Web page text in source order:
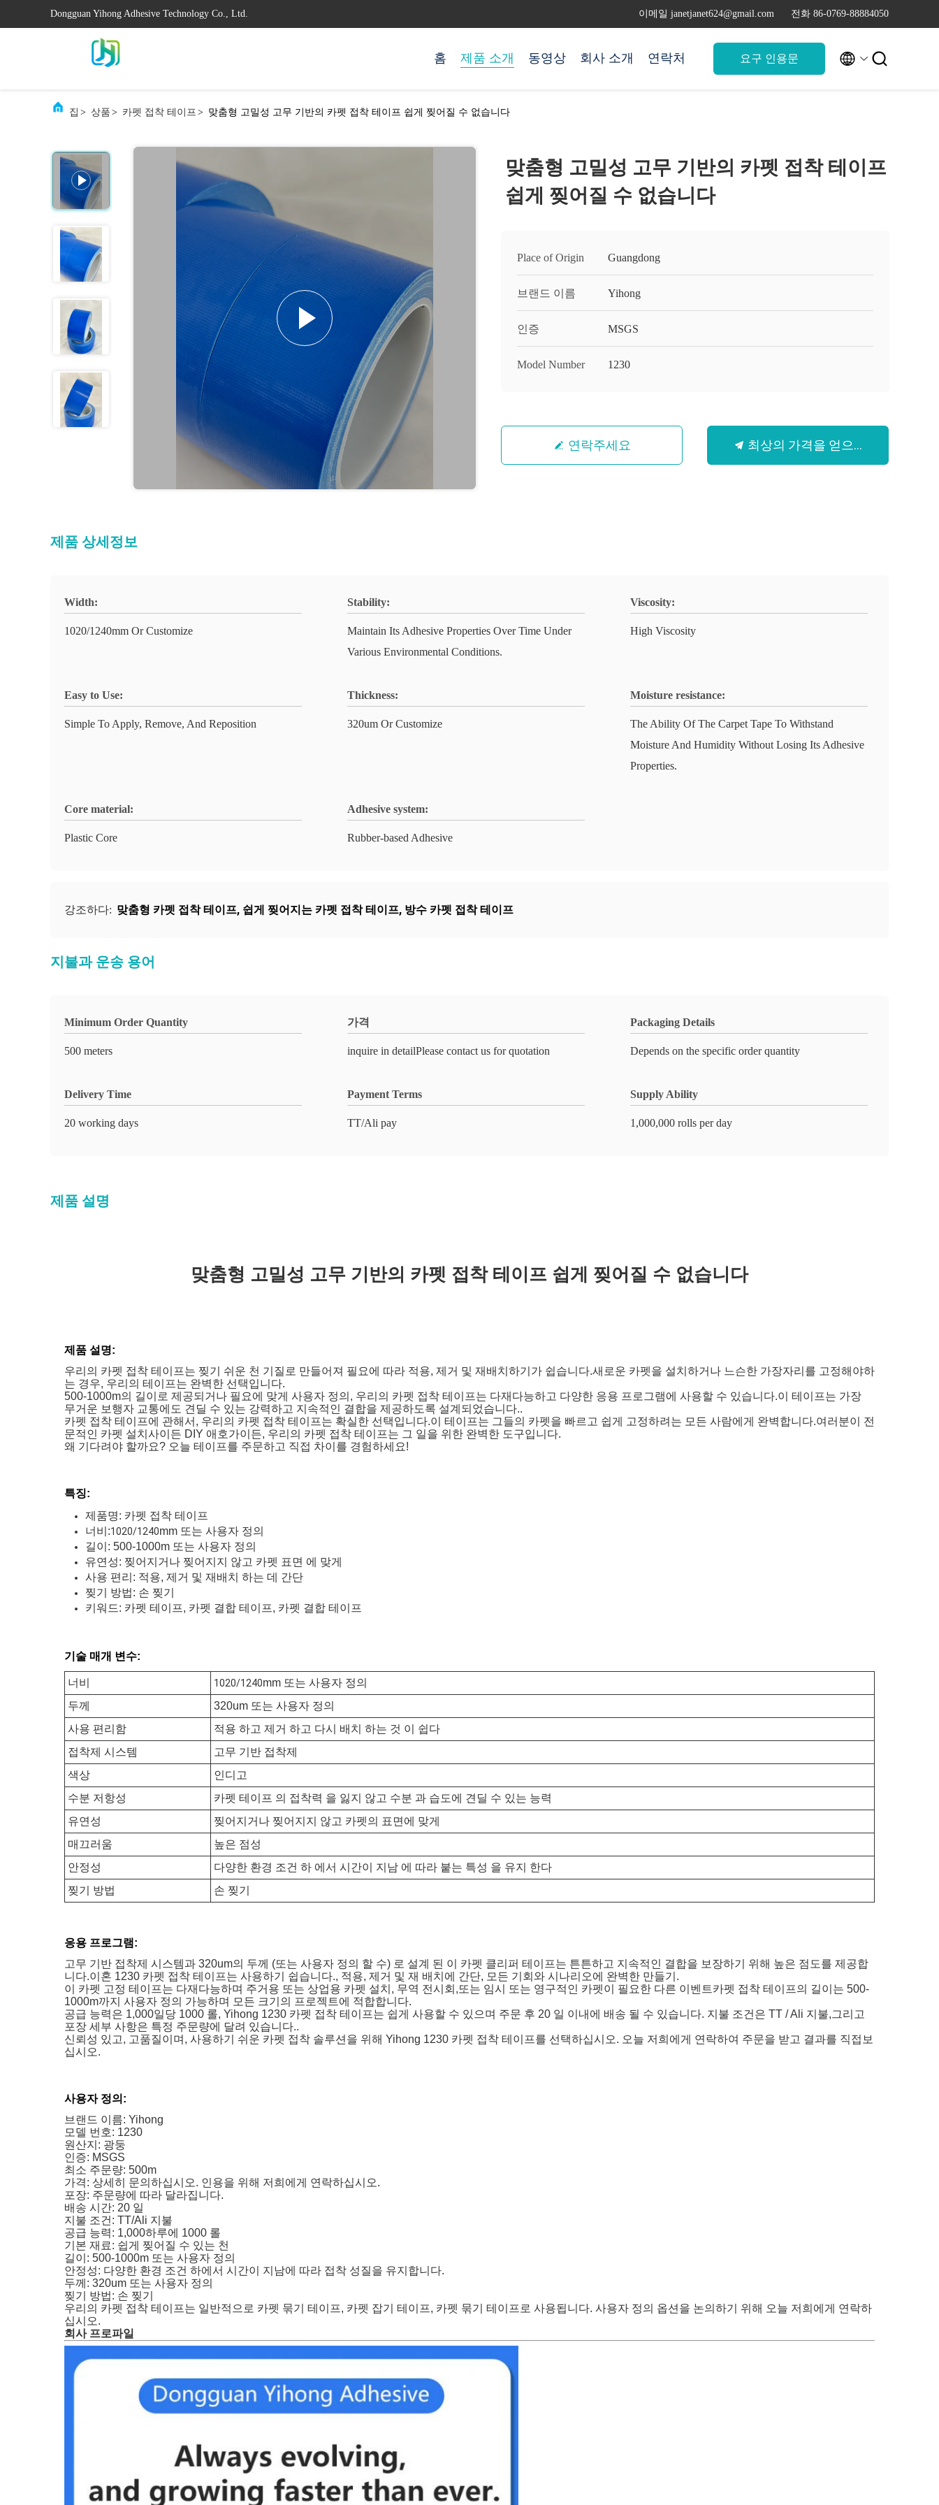
Dongguan Yihong Adhesive Technology Co., Ltd. 이메일 janetjanet624@gmail.com 전화 86-0769-88884050
홈 제품 소개 동영상 회사 소개 연락처 요구 인용문  
집 > 상품 > 카펫 접착 테이프 > 맞춤형 고밀성 고무 기반의 카펫 접착 테이프 쉽게 찢어질 수 없습니다
맞춤형 고밀성 고무 기반의 카펫 접착 테이프
쉽게 찢어질 수 없습니다
Place of Origin Guangdong
브랜드 이름 Yihong
인증 MSGS
Model Number 1230
연락주세요 최상의 가격을 얻으세요
제품 상세정보
Width:
1020/1240mm Or Customize
Stability:
Maintain Its Adhesive Properties Over Time Under
Various Environmental Conditions.
Viscosity:
High Viscosity
Easy to Use:
Simple To Apply, Remove, And Reposition
Thickness:
320um Or Customize
Moisture resistance:
The Ability Of The Carpet Tape To Withstand
Moisture And Humidity Without Losing Its Adhesive
Properties.
Core material:
Plastic Core
Adhesive system:
Rubber-based Adhesive
강조하다: 맞춤형 카펫 접착 테이프, 쉽게 찢어지는 카펫 접착 테이프, 방수 카펫 접착 테이프
지불과 운송 용어
Minimum Order Quantity
500 meters
가격
inquire in detailPlease contact us for quotation
Packaging Details
Depends on the specific order quantity
Delivery Time
20 working days
Payment Terms
TT/Ali pay
Supply Ability
1,000,000 rolls per day
제품 설명
맞춤형 고밀성 고무 기반의 카펫 접착 테이프 쉽게 찢어질 수 없습니다
제품 설명:
우리의 카펫 접착 테이프는 찢기 쉬운 천 기질로 만들어져 필요에 따라 적용, 제거 및 재배치하기가 쉽습니다.새로운 카펫을 설치하거나 느슨한 가장자리를 고정해야하
는 경우, 우리의 테이프는 완벽한 선택입니다.
500-1000m의 길이로 제공되거나 필요에 맞게 사용자 정의, 우리의 카펫 접착 테이프는 다재다능하고 다양한 응용 프로그램에 사용할 수 있습니다.이 테이프는 가장
무거운 보행자 교통에도 견딜 수 있는 강력하고 지속적인 결합을 제공하도록 설계되었습니다..
카펫 접착 테이프에 관해서, 우리의 카펫 접착 테이프는 확실한 선택입니다.이 테이프는 그들의 카펫을 빠르고 쉽게 고정하려는 모든 사람에게 완벽합니다.여러분이 전
문적인 카펫 설치사이든 DIY 애호가이든, 우리의 카펫 접착 테이프는 그 일을 위한 완벽한 도구입니다.
왜 기다려야 할까요? 오늘 테이프를 주문하고 직접 차이를 경험하세요!
특징:
제품명: 카펫 접착 테이프
너비:1020/1240mm 또는 사용자 정의
길이: 500-1000m 또는 사용자 정의
유연성: 찢어지거나 찢어지지 않고 카펫 표면 에 맞게
사용 편리: 적용, 제거 및 재배치 하는 데 간단
찢기 방법: 손 찢기
키워드: 카펫 테이프, 카펫 결합 테이프, 카펫 결합 테이프
기술 매개 변수:
너비 1020/1240mm 또는 사용자 정의
두께
320um 또는 사용자 정의
사용 편리함
적용 하고 제거 하고 다시 배치 하는 것 이 쉽다
접착제 시스템
고무 기반 접착제
색상
인디고
수분 저항성
카펫 테이프 의 접착력 을 잃지 않고 수분 과 습도에 견딜 수 있는 능력
유연성
찢어지거나 찢어지지 않고 카펫의 표면에 맞게
매끄러움
높은 점성
안정성
다양한 환경 조건 하 에서 시간이 지남 에 따라 붙는 특성 을 유지 한다
찢기 방법
손 찢기
응용 프로그램:
고무 기반 접착제 시스템과 320um의 두께 (또는 사용자 정의 할 수) 로 설계 된 이 카펫 클리퍼 테이프는 튼튼하고 지속적인 결합을 보장하기 위해 높은 점도를 제공합
니다.이혼 1230 카펫 접착 테이프는 사용하기 쉽습니다., 적용, 제거 및 재 배치에 간단, 모든 기회와 시나리오에 완벽한 만들기.
이 카펫 고정 테이프는 다재다능하며 주거용 또는 상업용 카펫 설치, 무역 전시회,또는 임시 또는 영구적인 카펫이 필요한 다른 이벤트카펫 접착 테이프의 길이는 500-
1000m까지 사용자 정의 가능하며 모든 크기의 프로젝트에 적합합니다.
공급 능력은 1,000일당 1000 롤, Yihong 1230 카펫 접착 테이프는 쉽게 사용할 수 있으며 주문 후 20 일 이내에 배송 될 수 있습니다. 지불 조건은 TT / Ali 지불,그리고
포장 세부 사항은 특정 주문량에 달려 있습니다..
신뢰성 있고, 고품질이며, 사용하기 쉬운 카펫 접착 솔루션을 위해 Yihong 1230 카펫 접착 테이프를 선택하십시오. 오늘 저희에게 연락하여 주문을 받고 결과를 직접보
십시오.
사용자 정의:
브랜드 이름: Yihong
모델 번호: 1230
원산지: 광둥
인증: MSGS
최소 주문량: 500m
가격: 상세히 문의하십시오. 인용을 위해 저희에게 연락하십시오.
포장: 주문량에 따라 달라집니다.
배송 시간: 20 일
지불 조건: TT/Ali 지불
공급 능력: 1,000하루에 1000 롤
기본 재료: 쉽게 찢어질 수 있는 천
길이: 500-1000m 또는 사용자 정의
안정성: 다양한 환경 조건 하에서 시간이 지남에 따라 접착 성질을 유지합니다.
두께: 320um 또는 사용자 정의
찢기 방법: 손 찢기
우리의 카펫 접착 테이프는 일반적으로 카펫 묶기 테이프, 카펫 잡기 테이프, 카펫 묶기 테이프로 사용됩니다. 사용자 정의 옵션을 논의하기 위해 오늘 저희에게 연락하
십시오.
회사 프로파일